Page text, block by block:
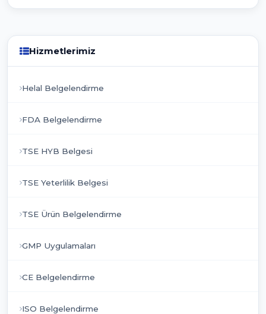
Hizmetlerimiz
Helal Belgelendirme
FDA Belgelendirme
TSE HYB Belgesi
TSE Yeterlilik Belgesi
TSE Ürün Belgelendirme
GMP Uygulamaları
CE Belgelendirme
ISO Belgelendirme